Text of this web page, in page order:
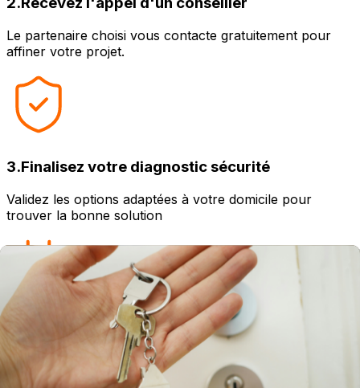
Le partenaire choisi vous contacte gratuitement pour
affiner votre projet.
3.Finalisez votre diagnostic sécurité
Validez les options adaptées à votre domicile pour
trouver la bonne solution
4 Planifiez votre installation
Planifiez un rendez-vous pour l'installation rapide de
votre système.